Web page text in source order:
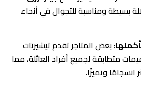
بسيطة ومناسبة للتجوال في أنحاء
: بعض المتاجر تقدم تيشيرتات
متطابقة لجميع أفراد العائلة، مما
انسجامًا وتميزًا.